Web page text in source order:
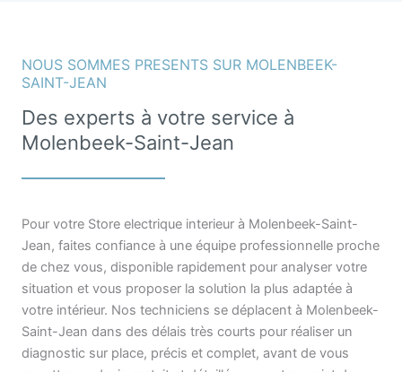
NOUS SOMMES PRESENTS SUR MOLENBEEK-
SAINT-JEAN
Des experts à votre service à
Molenbeek-Saint-Jean
Pour votre Store electrique interieur à Molenbeek-Saint-
Jean, faites confiance à une équipe professionnelle proche
de chez vous, disponible rapidement pour analyser votre
situation et vous proposer la solution la plus adaptée à
votre intérieur. Nos techniciens se déplacent à Molenbeek-
Saint-Jean dans des délais très courts pour réaliser un
diagnostic sur place, précis et complet, avant de vous